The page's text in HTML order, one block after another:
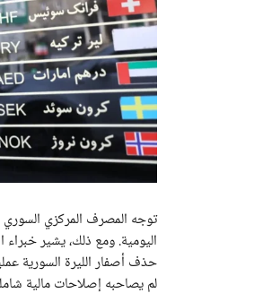
توجه المصرف المركزي السوري
اليومية. ومع ذلك، يشير خبراء
حذف أصفار الليرة السورية
لم يصاحبه إصلاحات مالية